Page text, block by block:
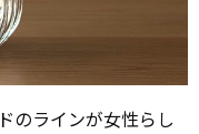
のラインが女性らし